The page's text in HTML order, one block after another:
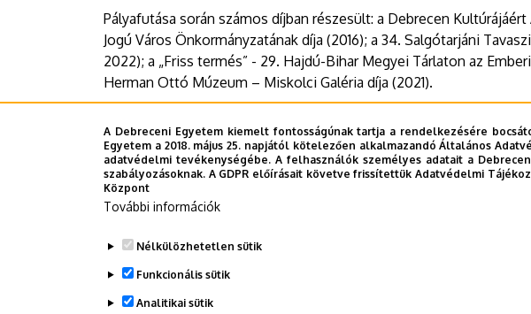
Pályafutása során számos díjban részesült: a Debrecen
Jogú Város Önkormányzatának díja (2016); a 34. Salgótarjáni
2022); a „Friss termés” - 29. Hajdú-Bihar Megyei Tárlaton az
Herman Ottó Múzeum – Miskolci Galéria díja (2021).
A kiállítás 2024. március 21-ig tekinthetők meg a Műszaki
Időpont:2024. február 15., csütörtök 17 óra
Helyszín:DEENK Műszaki Könyvtár
Megosztás
A Debreceni Egyetem kiemelt fontosságúnak tartja a rendelkezésére
Egyetem a 2018. május 25. napjától kötelezően alkalmazandó Általános
adatvédelmi tevékenységébe. A felhasználók személyes adatait a
szabályozásoknak. A GDPR előírásait követve frissítettük Adatvédelmi
Központ
További információk
Nélkülözhetetlen sütik
Funkcionális sütik
Analitikai sütik